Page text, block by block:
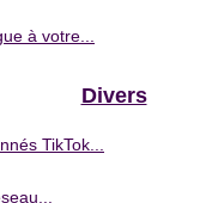
à votre...
Divers
TikTok...